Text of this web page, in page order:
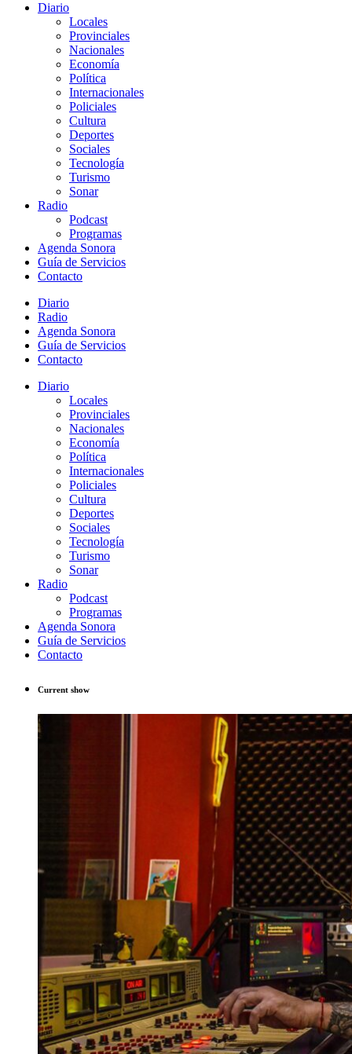
Diario
Locales
Provinciales
Nacionales
Economía
Política
Internacionales
Policiales
Cultura
Deportes
Sociales
Tecnología
Turismo
Sonar
Radio
Podcast
Programas
Agenda Sonora
Guía de Servicios
Contacto
Diario
Radio
Agenda Sonora
Guía de Servicios
Contacto
Diario
Locales
Provinciales
Nacionales
Economía
Política
Internacionales
Policiales
Cultura
Deportes
Sociales
Tecnología
Turismo
Sonar
Radio
Podcast
Programas
Agenda Sonora
Guía de Servicios
Contacto
Current show